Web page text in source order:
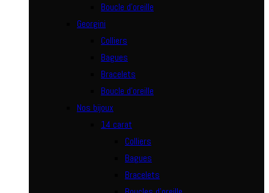
Boucle d’oreille
Georgini
Colliers
Bagues
Bracelets
Boucle d’oreille
Nos bijoux
14 carat
Colliers
Bagues
Bracelets